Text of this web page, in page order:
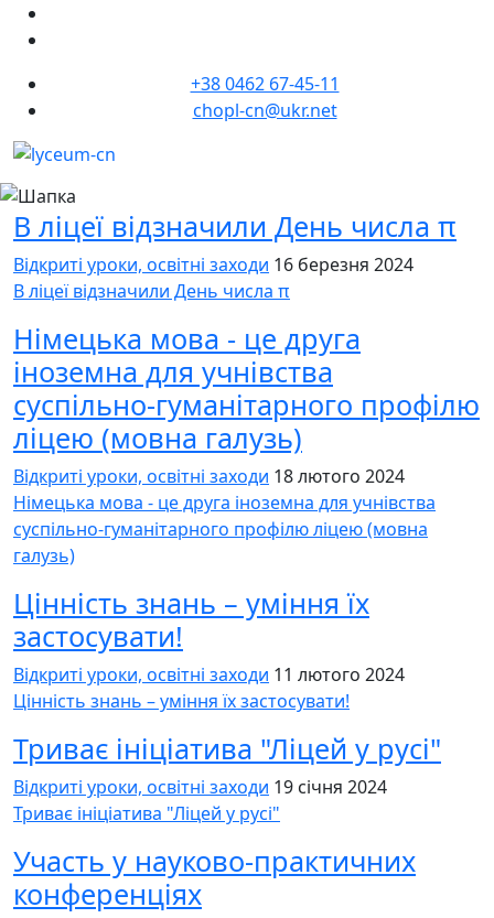
+38 0462 67-45-11
chopl-cn@ukr.net
В ліцеї відзначили День числа π
Відкриті уроки, освітні заходи 16 березня 2024
В ліцеї відзначили День числа π
Німецька мова - це друга
іноземна для учнівства
суспільно-гуманітарного профілю
ліцею (мовна галузь)
Відкриті уроки, освітні заходи 18 лютого 2024
Німецька мова - це друга іноземна для учнівства
суспільно-гуманітарного профілю ліцею (мовна
галузь)
Цінність знань – уміння їх
застосувати!
Відкриті уроки, освітні заходи 11 лютого 2024
Цінність знань – уміння їх застосувати!
Триває ініціатива "Ліцей у русі"
Відкриті уроки, освітні заходи 19 січня 2024
Триває ініціатива "Ліцей у русі"
Участь у науково-практичних
конференціях